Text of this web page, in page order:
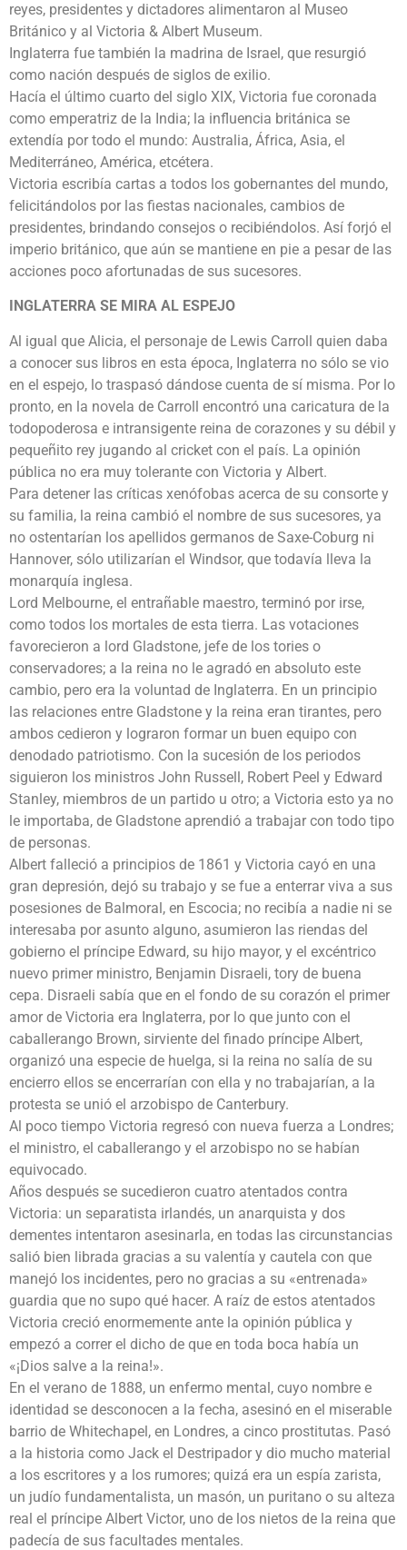
reyes, presidentes y dictadores alimentaron al Museo
Británico y al Victoria & Albert Museum.
Inglaterra fue también la madrina de Israel, que resurgió
como nación después de siglos de exilio.
Hacía el último cuarto del siglo XIX, Victoria fue coronada
como emperatriz de la India; la influencia británica se
extendía por todo el mundo: Australia, África, Asia, el
Mediterráneo, América, etcétera.
Victoria escribía cartas a todos los gobernantes del mundo,
felicitándolos por las fiestas nacionales, cambios de
presidentes, brindando consejos o recibiéndolos. Así forjó el
imperio británico, que aún se mantiene en pie a pesar de las
acciones poco afortunadas de sus sucesores.
INGLATERRA SE MIRA AL ESPEJO
Al igual que Alicia, el personaje de Lewis Carroll quien daba
a conocer sus libros en esta época, Inglaterra no sólo se vio
en el espejo, lo traspasó dándose cuenta de sí misma. Por lo
pronto, en la novela de Carroll encontró una caricatura de la
todopoderosa e intransigente reina de corazones y su débil y
pequeñito rey jugando al cricket con el país. La opinión
pública no era muy tolerante con Victoria y Albert.
Para detener las críticas xenófobas acerca de su consorte y
su familia, la reina cambió el nombre de sus sucesores, ya
no ostentarían los apellidos germanos de Saxe-Coburg ni
Hannover, sólo utilizarían el Windsor, que todavía lleva la
monarquía inglesa.
Lord Melbourne, el entrañable maestro, terminó por irse,
como todos los mortales de esta tierra. Las votaciones
favorecieron a lord Gladstone, jefe de los tories o
conservadores; a la reina no le agradó en absoluto este
cambio, pero era la voluntad de Inglaterra. En un principio
las relaciones entre Gladstone y la reina eran tirantes, pero
ambos cedieron y lograron formar un buen equipo con
denodado patriotismo. Con la sucesión de los periodos
siguieron los ministros John Russell, Robert Peel y Edward
Stanley, miembros de un partido u otro; a Victoria esto ya no
le importaba, de Gladstone aprendió a trabajar con todo tipo
de personas.
Albert falleció a principios de 1861 y Victoria cayó en una
gran depresión, dejó su trabajo y se fue a enterrar viva a sus
posesiones de Balmoral, en Escocia; no recibía a nadie ni se
interesaba por asunto alguno, asumieron las riendas del
gobierno el príncipe Edward, su hijo mayor, y el excéntrico
nuevo primer ministro, Benjamin Disraeli, tory de buena
cepa. Disraeli sabía que en el fondo de su corazón el primer
amor de Victoria era Inglaterra, por lo que junto con el
caballerango Brown, sirviente del finado príncipe Albert,
organizó una especie de huelga, si la reina no salía de su
encierro ellos se encerrarían con ella y no trabajarían, a la
protesta se unió el arzobispo de Canterbury.
Al poco tiempo Victoria regresó con nueva fuerza a Londres;
el ministro, el caballerango y el arzobispo no se habían
equivocado.
Años después se sucedieron cuatro atentados contra
Victoria: un separatista irlandés, un anarquista y dos
dementes intentaron asesinarla, en todas las circunstancias
salió bien librada gracias a su valentía y cautela con que
manejó los incidentes, pero no gracias a su «entrenada»
guardia que no supo qué hacer. A raíz de estos atentados
Victoria creció enormemente ante la opinión pública y
empezó a correr el dicho de que en toda boca había un
«¡Dios salve a la reina!».
En el verano de 1888, un enfermo mental, cuyo nombre e
identidad se desconocen a la fecha, asesinó en el miserable
barrio de Whitechapel, en Londres, a cinco prostitutas. Pasó
a la historia como Jack el Destripador y dio mucho material
a los escritores y a los rumores; quizá era un espía zarista,
un judío fundamentalista, un masón, un puritano o su alteza
real el príncipe Albert Victor, uno de los nietos de la reina que
padecía de sus facultades mentales.